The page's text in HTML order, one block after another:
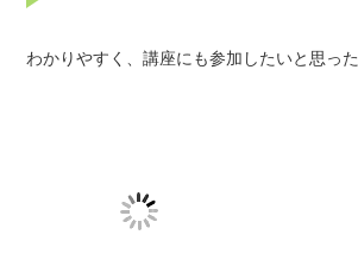
わかりやすく、講座にも参加したいと思った